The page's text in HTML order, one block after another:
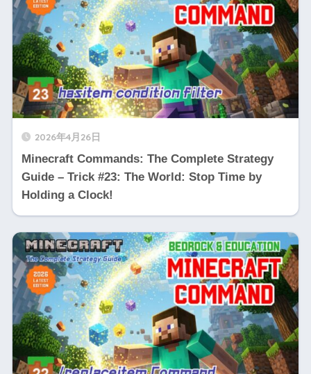
2026年4月26日
Minecraft Commands: The Complete Strategy
Guide – Trick #23: The World: Stop Time by
Holding a Clock!